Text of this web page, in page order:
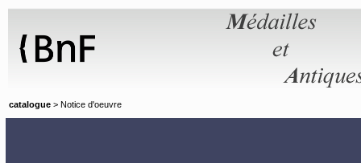
catalogue > Notice d'oeuvre